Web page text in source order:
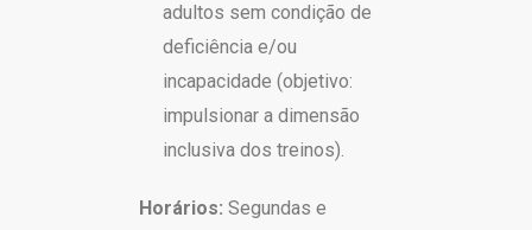
adultos sem condição de
deficiência e/ou
incapacidade (objetivo:
impulsionar a dimensão
inclusiva dos treinos).
Horários: Segundas e